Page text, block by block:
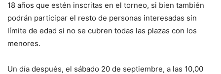
18 años que estén inscritas en el torneo, si bien también
podrán participar el resto de personas interesadas sin
límite de edad si no se cubren todas las plazas con los
menores.
Un día después, el sábado 20 de septiembre, a las 10,00